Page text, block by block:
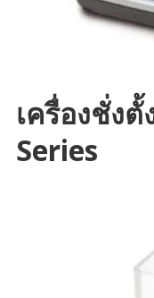
เครื่องชั่งตั้
Series